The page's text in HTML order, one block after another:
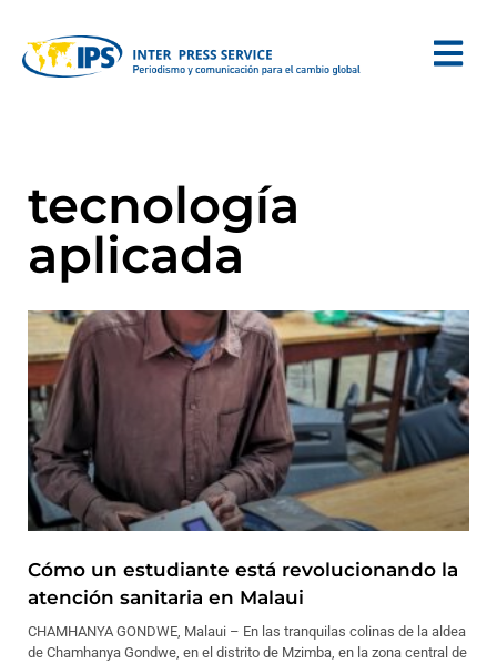
tecnología
aplicada
Cómo un estudiante está revolucionando la
atención sanitaria en Malaui
CHAMHANYA GONDWE, Malaui – En las tranquilas colinas de la aldea
de Chamhanya Gondwe, en el distrito de Mzimba, en la zona central de